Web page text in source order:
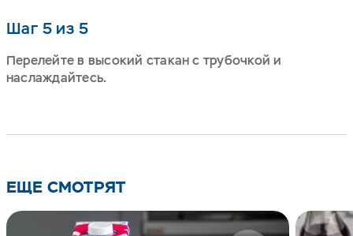
Шаг 5 из 5
Перелейте в высокий стакан с трубочкой и
наслаждайтесь.
ЕЩЕ СМОТРЯТ